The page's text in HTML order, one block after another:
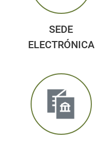
SEDE
ELECTRÓNICA